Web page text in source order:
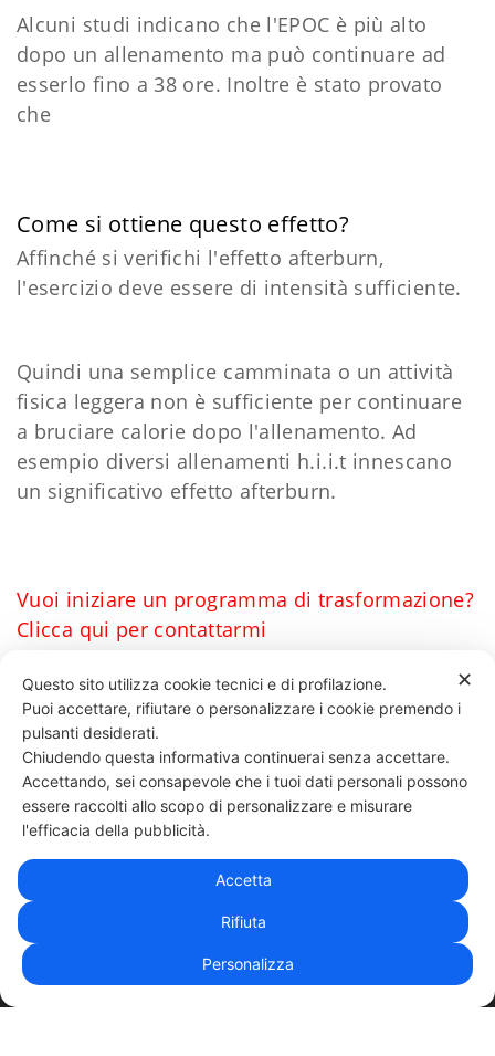
Alcuni studi indicano che l'EPOC è più alto
dopo un allenamento ma può continuare ad
esserlo fino a 38 ore. Inoltre è stato provato
che
Come si ottiene questo effetto?
Affinché si verifichi l'effetto afterburn,
l'esercizio deve essere di intensità sufficiente.
Quindi una semplice camminata o un attività
fisica leggera non è sufficiente per continuare
a bruciare calorie dopo l'allenamento. Ad
esempio diversi allenamenti h.i.i.t innescano
un significativo effetto afterburn.
Vuoi iniziare un programma di trasformazione?
Clicca qui per contattarmi
64 LIKES
331 818 4777DANIELE ESPOSITO
| PRIVACY POLICY
✕
Questo sito utilizza cookie tecnici e di profilazione.
Puoi accettare, rifiutare o personalizzare i cookie premendo i
pulsanti desiderati.
Chiudendo questa informativa continuerai senza accettare.
Accettando, sei consapevole che i tuoi dati personali possono
essere raccolti allo scopo di personalizzare e misurare
l'efficacia della pubblicità.
Accetta
Rifiuta
Personalizza